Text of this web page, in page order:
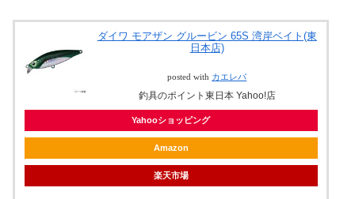
ダイワ モアザン グルービン 65S 湾岸ベイト(東
日本店)
posted with カエレバ
釣具のポイント東日本 Yahoo!店
Yahooショッピング
Amazon
楽天市場